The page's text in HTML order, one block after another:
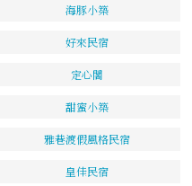
海豚小築
好來民宿
定心閣
甜蜜小築
雅巷渡假風格民宿
皇佳民宿